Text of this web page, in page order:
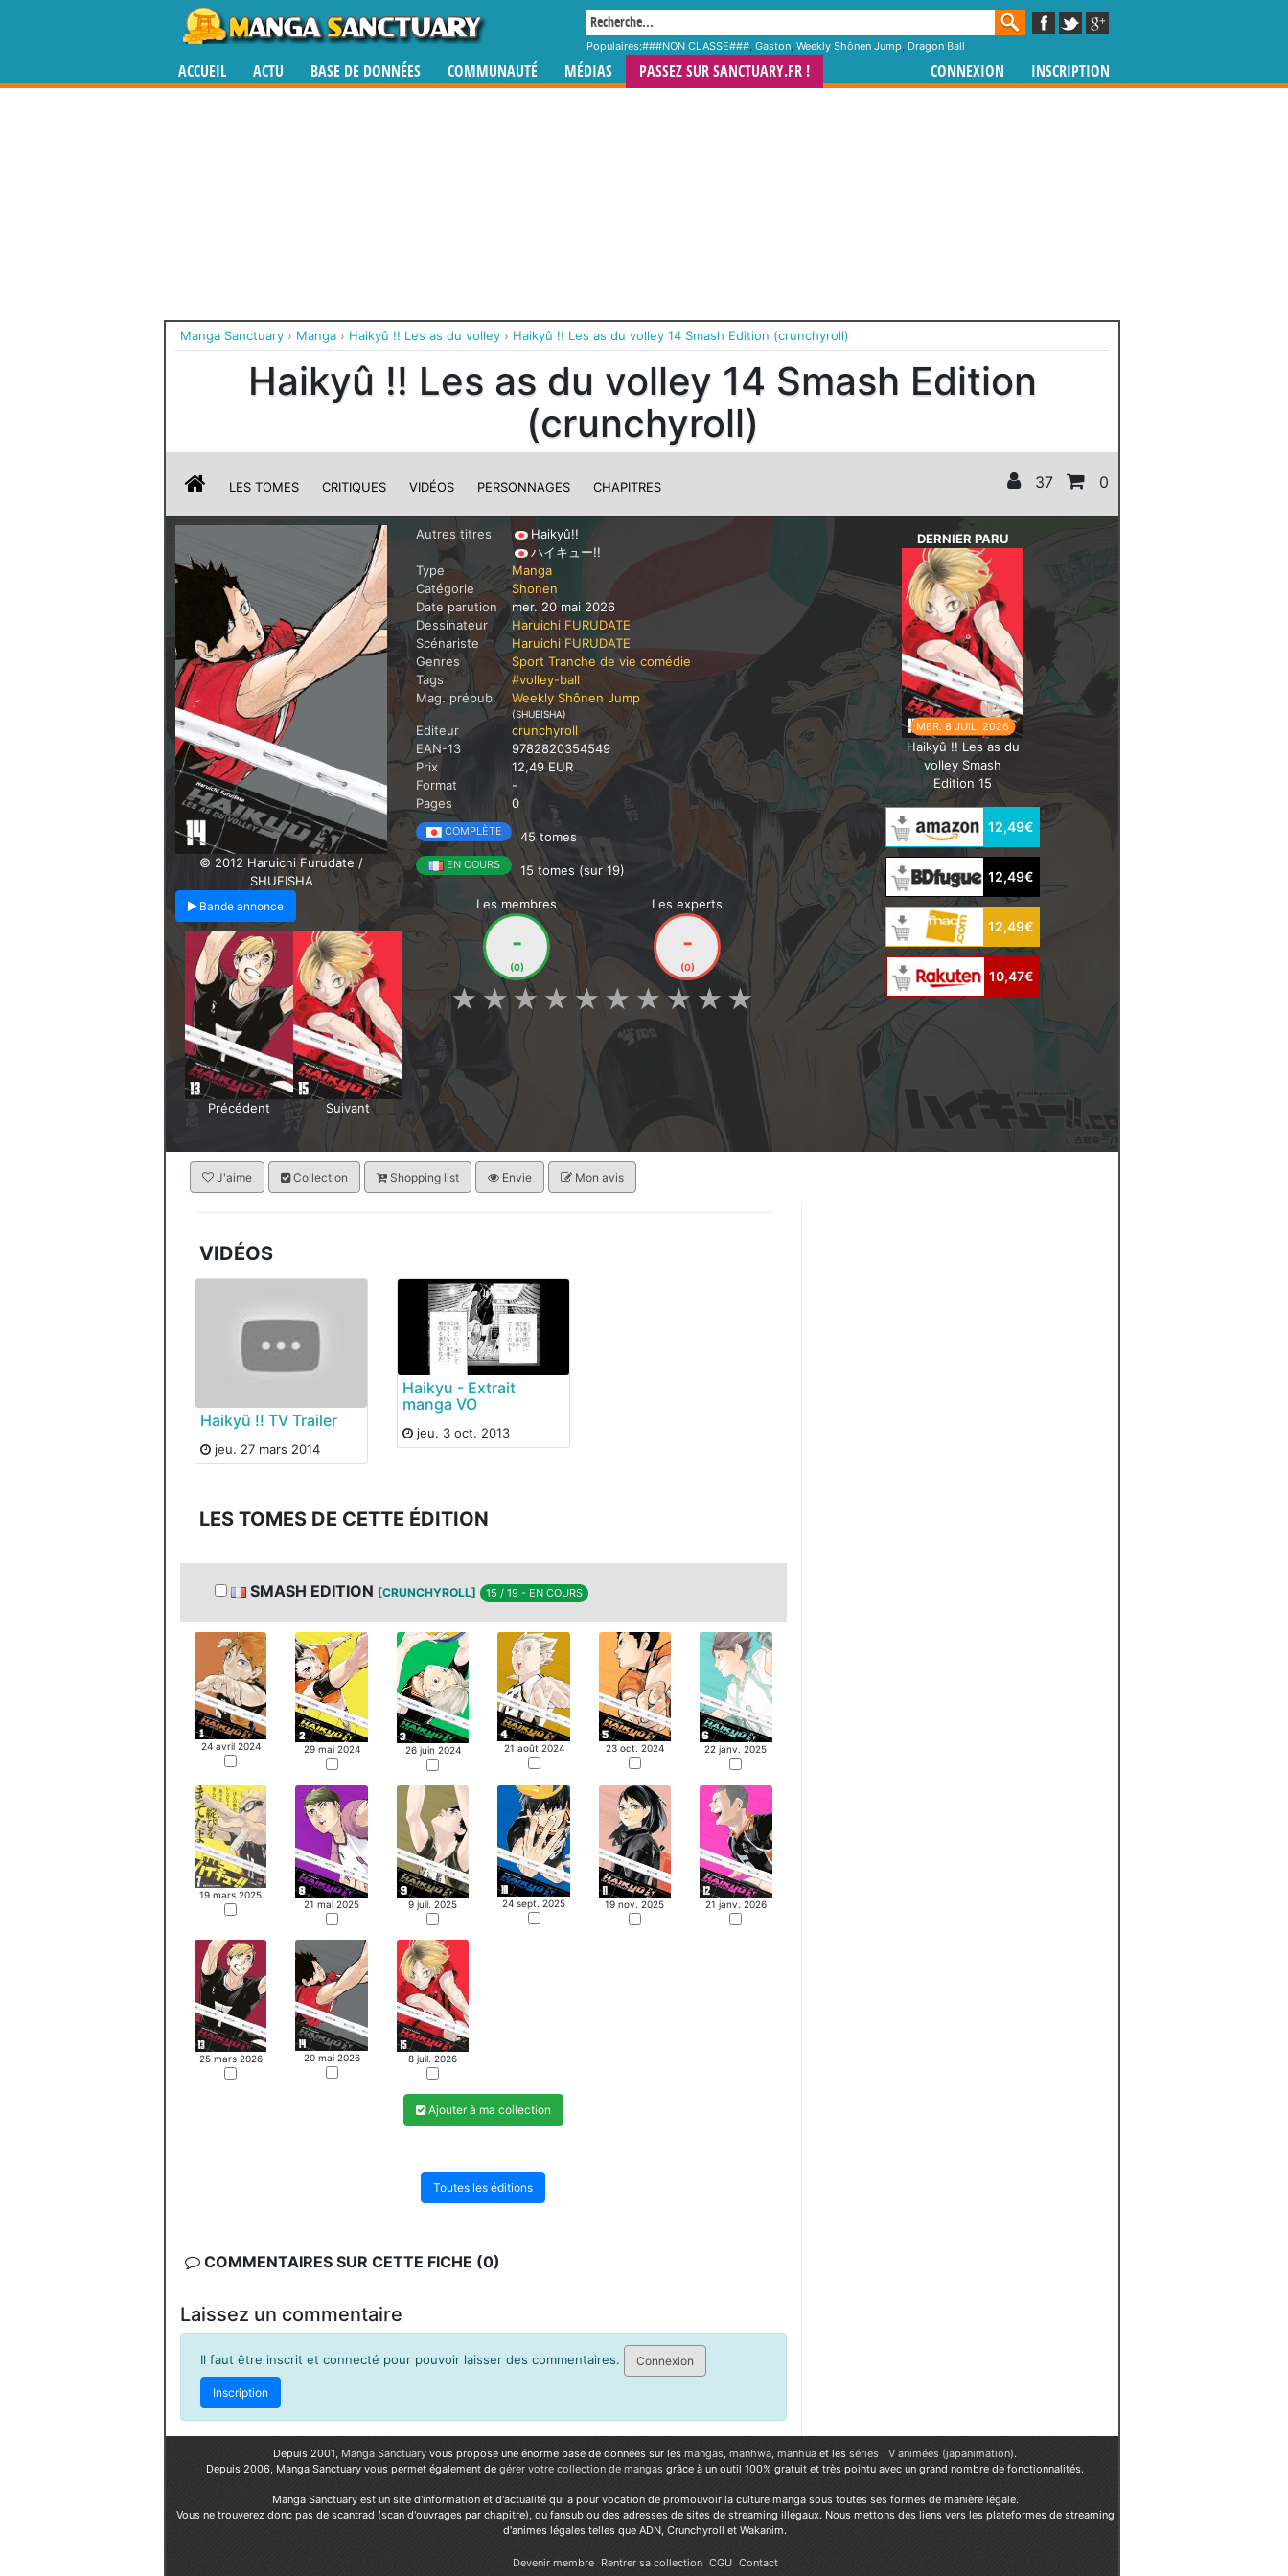
Populaires:###NON CLASSE###, Gaston, Weekly Shônen Jump, Dragon Ball
ACCUEIL ACTU BASE DE DONNÉES COMMUNAUTÉ MÉDIAS PASSEZ SUR SANCTUARY.FR ! CONNEXION INSCRIPTION
Manga Sanctuary › Manga › Haikyû !! Les as du volley › Haikyû !! Les as du volley 14 Smash Edition (crunchyroll)
Haikyû !! Les as du volley 14 Smash Edition
(crunchyroll)
LES TOMES CRITIQUES VIDÉOS PERSONNAGES CHAPITRES 37 0
© 2012 Haruichi Furudate /
SHUEISHA
Bande annonce
Précédent Suivant
Autres titres
Haikyû!!
ハイキュー!!
Type
Manga
Catégorie
Shonen
Date parution
mer. 20 mai 2026
Dessinateur
Haruichi FURUDATE
Scénariste
Haruichi FURUDATE
Genres
Sport Tranche de vie comédie
Tags
#volley-ball
Mag. prépub.
Weekly Shônen Jump
(SHUEISHA)
Editeur
crunchyroll
EAN-13
9782820354549
Prix
12,49 EUR
Format
-
Pages
0
COMPLÈTE 45 tomes
EN COURS 15 tomes (sur 19)
Les membres
-
(0)
Les experts
-
(0)
★
★
★
★
★
★
★
★
★
★
DERNIER PARU
MER. 8 JUIL. 2026
Haikyû !! Les as du
volley Smash
Edition 15
12,49€
12,49€
12,49€
10,47€
J'aime Collection Shopping list Envie Mon avis
VIDÉOS
Haikyû !! TV Trailer
jeu. 27 mars 2014
Haikyu - Extrait
manga VO
jeu. 3 oct. 2013
LES TOMES DE CETTE ÉDITION
SMASH EDITION [CRUNCHYROLL] 15 / 19 - EN COURS
24 avril 2024 29 mai 2024 26 juin 2024 21 août 2024 23 oct. 2024 22 janv. 2025
19 mars 2025
21 mai 2025 9 juil. 2025 24 sept. 2025 19 nov. 2025 21 janv. 2026
25 mars 2026 20 mai 2026 8 juil. 2026
Ajouter à ma collection
Toutes les éditions
COMMENTAIRES SUR CETTE FICHE (0)
Laissez un commentaire
Il faut être inscrit et connecté pour pouvoir laisser des commentaires. Connexion
Inscription
Depuis 2001, Manga Sanctuary vous propose une énorme base de données sur les mangas manhwa, manhua et les séries TV animées (japanimation).
Depuis 2006, Manga Sanctuary vous permet également de gérer votre collection de mangas grâce à un outil 100% gratuit et très pointu avec un grand nombre de fonctionnalités.
Manga Sanctuary est un site d'information et d'actualité qui a pour vocation de promouvoir la culture manga sous toutes ses formes de manière légale.
Vous ne trouverez donc pas de scantrad (scan d'ouvrages par chapitre), du fansub ou des adresses de sites de streaming illégaux. Nous mettons des liens vers les plateformes de streaming
d'animes légales telles que ADN, Crunchyroll et Wakanim.
Devenir membre Rentrer sa collection CGU Contact